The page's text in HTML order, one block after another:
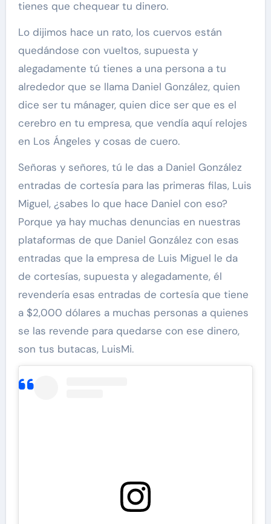
tienes que chequear tu dinero.
Lo dijimos hace un rato, los cuervos están
quedándose con vueltos, supuesta y
alegadamente tú tienes a una persona a tu
alrededor que se llama Daniel González, quien
dice ser tu mánager, quien dice ser que es el
cerebro en tu empresa, que vendía aquí relojes
en Los Ángeles y cosas de cuero.
Señoras y señores, tú le das a Daniel González
entradas de cortesía para las primeras filas, Luis
Miguel, ¿sabes lo que hace Daniel con eso?
Porque ya hay muchas denuncias en nuestras
plataformas de que Daniel González con esas
entradas que la empresa de Luis Miguel le da
de cortesías, supuesta y alegadamente, él
revendería esas entradas de cortesía que tiene
a $2,000 dólares a muchas personas a quienes
se las revende para quedarse con ese dinero,
son tus butacas, LuisMi.